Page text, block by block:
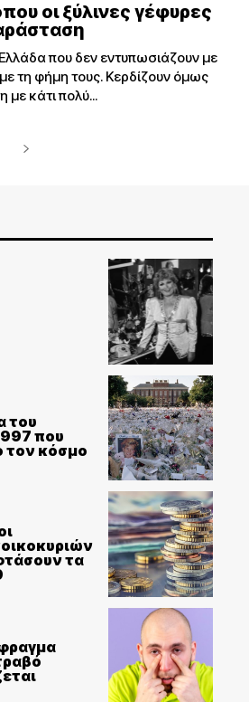
οι ξύλινες γέφυρες
που δεν εντυπωσιάζουν με
τη φήμη τους. Κερδίζουν όμως
με κάτι πολύ...
του
που
τον κόσμο
τα